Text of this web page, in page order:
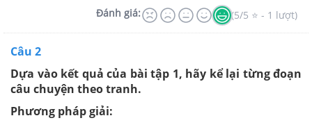
Đánh giá: (5/5 ⭐ - 1 lượt)
Câu 2
Dựa vào kết quả của bài tập 1, hãy kể lại từng đoạn
câu chuyện theo tranh.
Phương pháp giải: